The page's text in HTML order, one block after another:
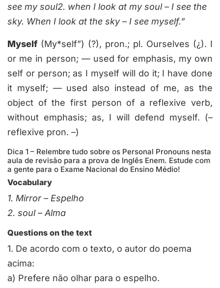
see mysoul2. when I look at mysoul – I see the
sky. When I look at the sky – I see myself.”
Myself (My*self”) (?), pron.; pl. Ourselves (¿). I
or me in person; — used for emphasis, my own
self or person; as I myself will do it; I have done
it myself; — used also instead of me, as the
object of the first person of a reflexive verb,
without emphasis; as, I will defend myself. (–
reflexive pron. –)
Dica 1 – Relembre tudo sobre os Personal Pronouns nesta
aula de revisão para a prova de Inglês Enem. Estude com
a gente para o Exame Nacional do Ensino Médio!
Vocabulary
1. Mirror – Espelho
2. soul – Alma
Questions on the text
1. De acordo com o texto, o autor do poema
acima:
a) Prefere não olhar para o espelho.